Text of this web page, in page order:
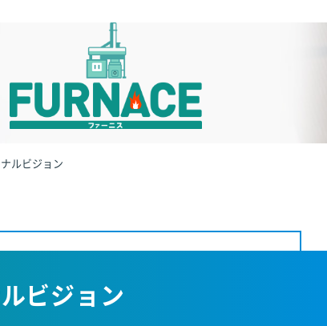
ルビジョン
ビジョン